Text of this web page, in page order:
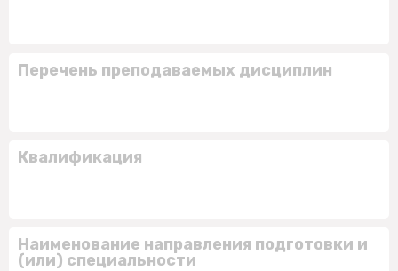
Перечень преподаваемых дисциплин
Квалификация
Наименование направления подготовки и
(или) специальности